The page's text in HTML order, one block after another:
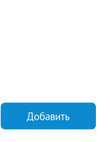
Добавить